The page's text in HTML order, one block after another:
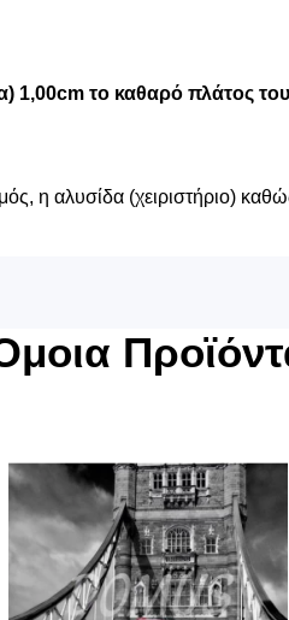
1,00cm το καθαρό πλάτος
η αλυσίδα (χειριστήριο)